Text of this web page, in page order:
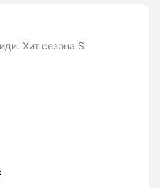
Хит сезона S